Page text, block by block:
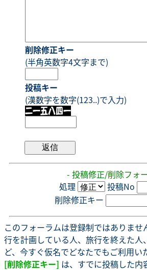
削除修正キー
(半角英数字4文字まで)
投稿キー
(漢数字を数字(123..)で入力)
- 投稿修正/削除フォ
処理
投稿No
削除修正キー
このフォーラムは登録制ではありませ
行を計画している人、旅行を終えた人
ど、今すぐ仮名でどなたでもご利用い
[削除修正キー] は、すでに投稿した内